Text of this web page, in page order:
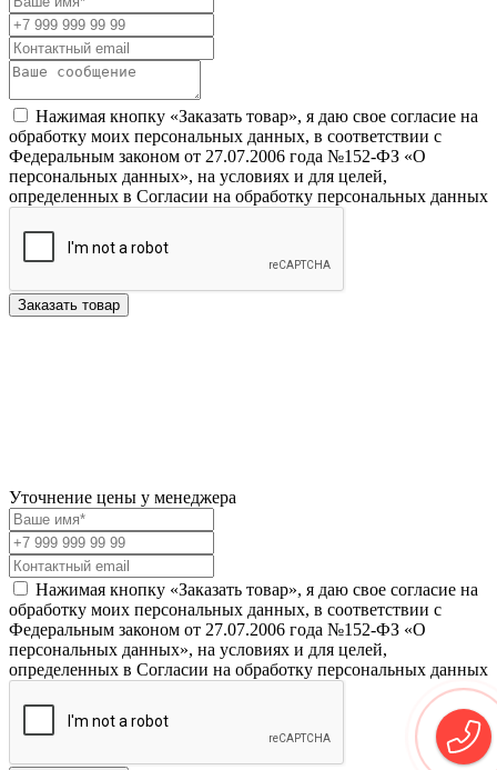
Нажимая кнопку «Заказать товар», я даю свое согласие на
обработку моих персональных данных, в соответствии с
Федеральным законом от 27.07.2006 года №152-ФЗ «О
персональных данных», на условиях и для целей,
определенных в Согласии на обработку персональных данных
Заказать товар
Уточнение цены у менеджера
Нажимая кнопку «Заказать товар», я даю свое согласие на
обработку моих персональных данных, в соответствии с
Федеральным законом от 27.07.2006 года №152-ФЗ «О
персональных данных», на условиях и для целей,
определенных в Согласии на обработку персональных данных